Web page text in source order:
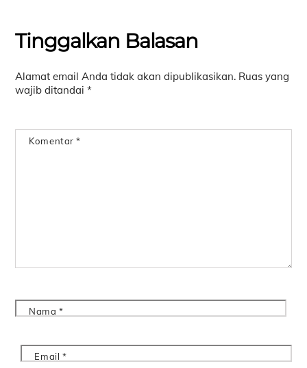
Tinggalkan Balasan
Alamat email Anda tidak akan dipublikasikan. Ruas yang
wajib ditandai*
Komentar*
Nama*
Email *